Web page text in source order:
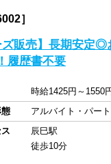
］
ズ販売】長期安定
履歴書不要
時給1425円～1550
アルバイト・パート
辰巳駅
徒歩10分